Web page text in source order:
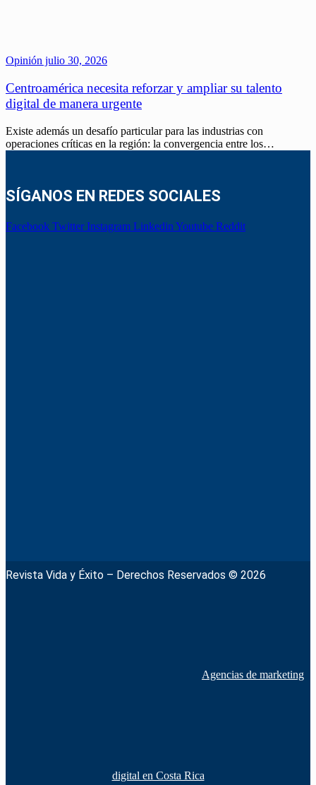
Opinión julio 30, 2026
Centroamérica necesita reforzar y ampliar su talento
digital de manera urgente
Existe además un desafío particular para las industrias con
operaciones críticas en la región: la convergencia entre los…
SÍGANOS EN REDES SOCIALES
Facebook Twitter Instagram Linkedin Youtube Reddit
Revista Vida y Éxito – Derechos Reservados © 2026
Agencias de marketing
digital en Costa Rica